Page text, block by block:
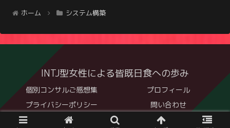
ホーム システム構築
INTJ型女性による皆既日食への歩み
個別コンサルご感想集
プロフィール
プライバシーポリシー
問い合わせ
© 2020 INTJ型女性による皆既日食への歩み.